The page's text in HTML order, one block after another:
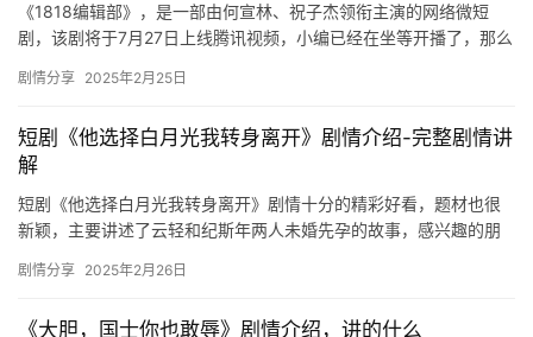
《1818编辑部》，是一部由何宣林、祝子杰领衔主演的网络微短
剧，该剧将于7月27日上线腾讯视频，小编已经在坐等开播了，那么
剧情分享 2025年2月25日
短剧《他选择白月光我转身离开》剧情介绍-完整剧情讲
解
短剧《他选择白月光我转身离开》剧情十分的精彩好看，题材也很
新颖，主要讲述了云轻和纪斯年两人未婚先孕的故事，感兴趣的朋
轻…
剧情分享 2025年2月26日
《大胆，国士你也敢辱》剧情介绍，讲的什么